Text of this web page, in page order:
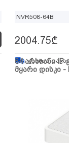
NVR508-64B
64 არხიანი IP
მყარი დისკი -
2004.75₾
გზაშია,